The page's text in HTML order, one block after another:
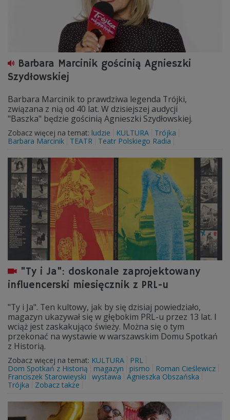
Barbara Marcinik gościnią Agnieszki
Szydłowskiej
Barbara Marcinik to prawdziwa legenda Trójki,
związana z nią od 40 lat. W dzisiejszej audycji
"Baszka" będzie gościnią Agnieszki Szydłowskiej.
Zobacz więcej na temat: ludzie KULTURA
Trójka
Barbara Marcinik
TEATR Teatr Polskiego Radia
"Ty i Ja": doskonale zaprojektowany
influencerski miesięcznik z PRL-u
"Ty i Ja". Ten kultowy, jak by się dzisiaj powiedziało,
magazyn ukazywał się w głębokim PRL-u przez 13 lat. I
wciąż jest zaskakująco świeży. Można się o tym
przekonać na wystawie w warszawskim Domu Spotkań
z Historią.
Zobacz więcej na temat: KULTURA
PRL
Dom Spotkań z Historią
magazyn pismo
Roman Cieślewicz
Franciszek Starowieyski
wystawa
Agnieszka Obszańska
Trójka
Zobacz także